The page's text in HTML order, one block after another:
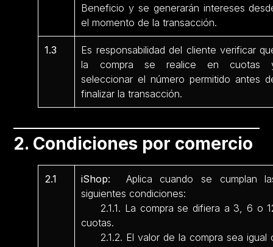
Beneficio y se generarán intereses
el momento de la transacción.
1.3
Es responsabilidad del cliente verificar
la compra se realice en cuotas
seleccionar el número permitido antes
finalizar la transacción.
2. Condiciones por comercio
2.1 iShop: Aplica cuando se cumplan
siguientes condiciones:
2.1.1. La compra se difiera a 3, 6 o
cuotas.
2.1.2. El valor de la compra sea igual